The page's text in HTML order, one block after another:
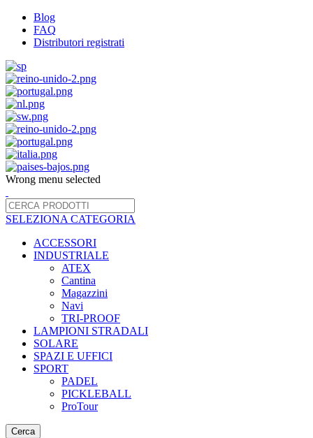
Blog
FAQ
Distributori registrati
Wrong menu selected
SELEZIONA CATEGORIA
ACCESSORI
INDUSTRIALE
ATEX
Cantina
Magazzini
Navi
TRI-PROOF
LAMPIONI STRADALI
SOLARE
SPAZI E UFFICI
SPORT
PADEL
PICKLEBALL
ProTour
Cerca